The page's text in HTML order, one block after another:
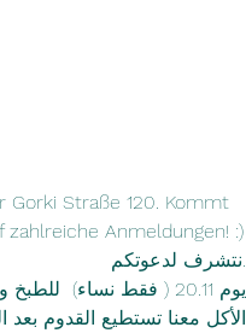
Gorki Straße 120. Kommt
Anmeldungen! :)
.نتشرف لدعوتكم
يوم 20.11 ( فقط نساء)
الأكل معنا تستطيع القدوم